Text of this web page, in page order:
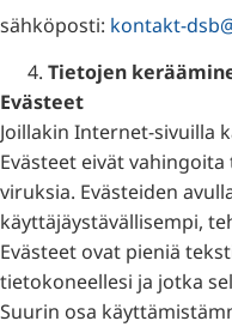
sähköposti: kontakt-
Tietojen
Evästeet
Joillakin Internet-sivuilla
Evästeet eivät
viruksia. Evästeiden
käyttäjäystävällisempi,
Evästeet ovat pieniä
tietokoneellesi ja jotka
Suurin osa